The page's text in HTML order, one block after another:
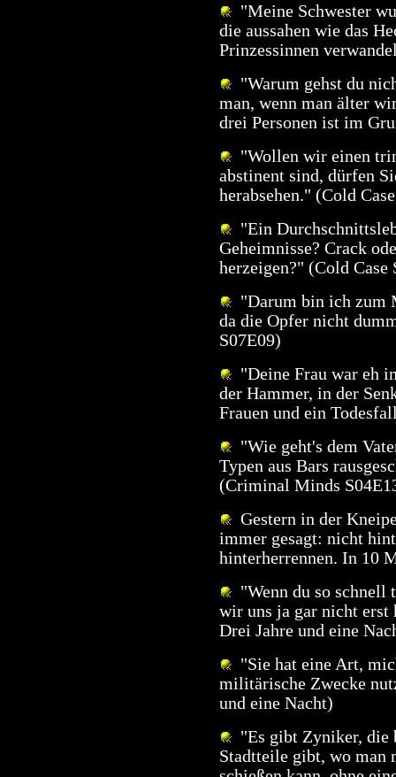
"Meine Schwester
die aussahen wie das
Prinzessinnen
"Warum gehst du
man, wenn man älter
drei Personen ist im
"Wollen wir einen
abstinent sind, dürfen
herabsehen." (Cold
"Ein
Geheimnisse? Crack
herzeigen?" (Cold Case
"Darum bin ich zum
da die Opfer nicht
S07E09)
"Deine Frau war eh
der Hammer, in der
Frauen und ein
"Wie geht's dem
Typen aus Bars
(Criminal Minds
Gestern in der
immer gesagt: nicht
hinterherrennen. In 10
"Wenn du so schnell
wir uns ja gar nicht erst
Drei Jahre und eine
"Sie hat eine Art,
militärische Zwecke
und eine Nacht)
"Es gibt Zyniker, die
Stadtteile gibt, wo man